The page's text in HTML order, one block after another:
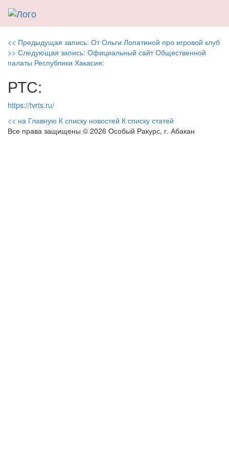
Навигация
по
записям
<< Предыдущая запись: Previous
post:
От Ольги Лопатиной про игровой клуб
>> Следующая запись: Next
post:
Официальный сайт Общественной
палаты Республики Хакасия:
РТС:
https://tvrts.ru/
<< на Главную К списку новостей К списку статей
Все права защищены © 2026 Особый Ракурс, г. Абакан